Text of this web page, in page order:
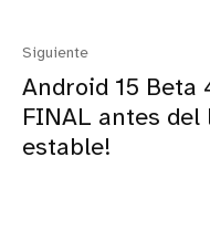
Siguiente
Android 15 Beta
FINAL antes del
estable!